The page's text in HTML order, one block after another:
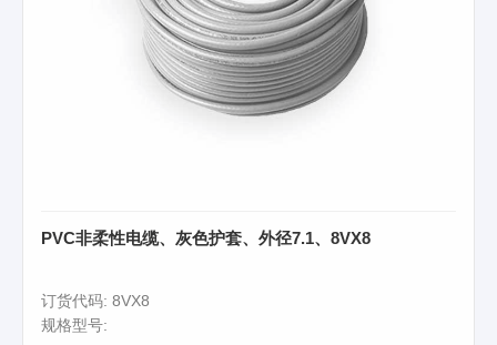
PVC非柔性电缆、灰色护套、外径7.1、8VX8
订货代码: 8VX8
规格型号: